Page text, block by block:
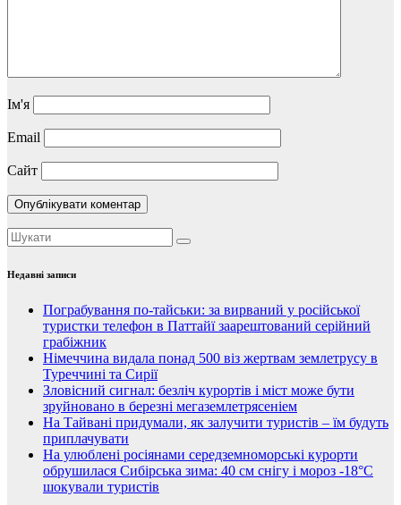
Ім'я
Email
Сайт
Недавні записи
Пограбування по-тайськи: за вирваний у російської
туристки телефон в Паттайї заарештований серійний
грабіжник
Німеччина видала понад 500 віз жертвам землетрусу в
Туреччині та Сирії
Зловісний сигнал: безліч курортів і міст може бути
зруйновано в березні мегаземлетрясеніем
На Тайвані придумали, як залучити туристів – їм будуть
приплачувати
На улюблені росіянами середземноморські курорти
обрушилася Сибірська зима: 40 см снігу і мороз -18°C
шокували туристів